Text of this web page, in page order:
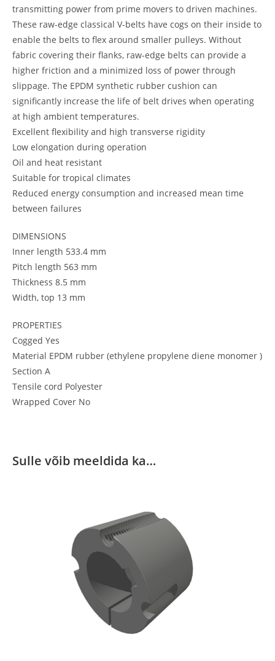
transmitting power from prime movers to driven machines.
These raw-edge classical V-belts have cogs on their inside to
enable the belts to flex around smaller pulleys. Without
fabric covering their flanks, raw-edge belts can provide a
higher friction and a minimized loss of power through
slippage. The EPDM synthetic rubber cushion can
significantly increase the life of belt drives when operating
at high ambient temperatures.
Excellent flexibility and high transverse rigidity
Low elongation during operation
Oil and heat resistant
Suitable for tropical climates
Reduced energy consumption and increased mean time
between failures
DIMENSIONS
Inner length 533.4 mm
Pitch length 563 mm
Thickness 8.5 mm
Width, top 13 mm
PROPERTIES
Cogged Yes
Material EPDM rubber (ethylene propylene diene monomer )
Section A
Tensile cord Polyester
Wrapped Cover No
Sulle võib meeldida ka…